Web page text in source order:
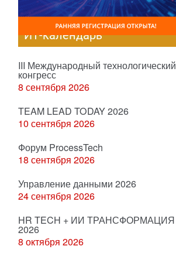
ИТ-календарь
III Международный технологический
конгресс
8 сентября 2026
TEAM LEAD TODAY 2026
10 сентября 2026
Форум ProcessTech
18 сентября 2026
Управление данными 2026
24 сентября 2026
HR TECH + ИИ ТРАНСФОРМАЦИЯ
2026
8 октября 2026